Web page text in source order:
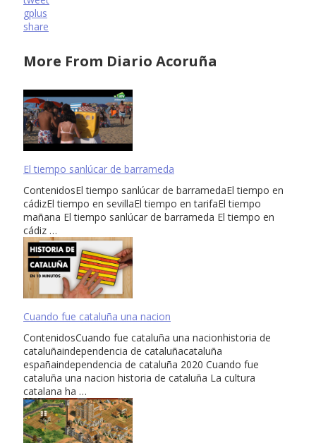
gplus
share
More From Diario Acoruña
El tiempo sanlúcar de barrameda
ContenidosEl tiempo sanlúcar de barramedaEl tiempo en
cádizEl tiempo en sevillaEl tiempo en tarifaEl tiempo
mañana El tiempo sanlúcar de barrameda El tiempo en
cádiz …
Cuando fue cataluña una nacion
ContenidosCuando fue cataluña una nacionhistoria de
cataluñaindependencia de cataluñacataluña
españaindependencia de cataluña 2020 Cuando fue
cataluña una nacion historia de cataluña La cultura
catalana ha …